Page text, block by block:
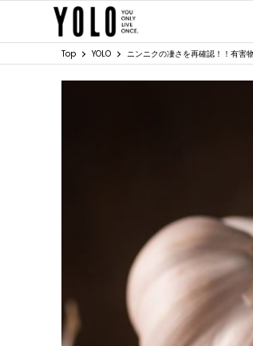
Top YOLO ニンニクの凄さを再確認！！有害